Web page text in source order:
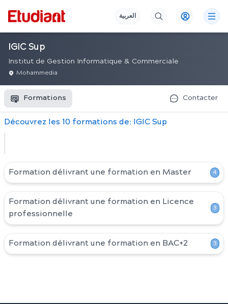
العربية
IGIC Sup
Institut de Gestion Informatique & Commerciale
Mohammedia
Formations Contacter
Découvrez les 10 formations de: IGIC Sup
Formation délivrant une formation en Master 4
Formation délivrant une formation en Licence
professionnelle
3
Formation délivrant une formation en BAC+2 3